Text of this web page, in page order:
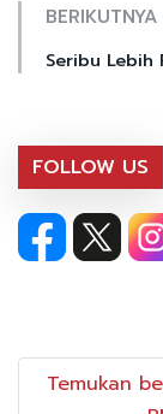
BERIKUTNYA
Seribu Lebih
FOLLOW US
Temukan